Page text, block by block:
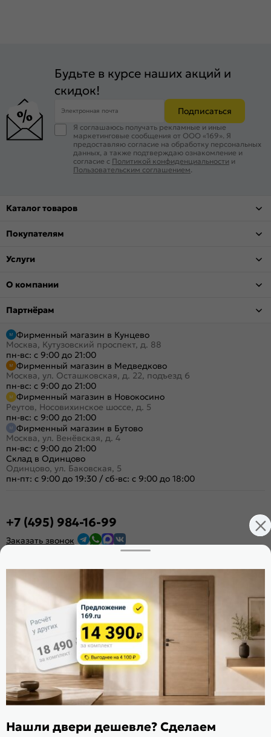
Будьте в курсе наших акций и
скидок!
Электронная почта Подписаться
Я соглашаюсь получать рекламные и иные
маркетинговые сообщения от ООО «169». Я
предоставляю согласие на обработку персональных
данных, а также подтверждаю ознакомление и
согласие с Политикой конфиденциальности и
Пользовательским соглашением.
Каталог товаров
Покупателям
Услуги
О компании
Партнёрам
Фирменный магазин в Кунцево
Москва, Кутузовский проспект, д. 88
пн-вс: с 9:00 до 21:00
Фирменный магазин в Медведково
Москва, ул. Осташковская, д. 22, подъезд 6
пн-вс: с 9:00 до 21:00
Фирменный магазин в Новокосино
Реутов, Носовихинское шоссе, д. 5
пн-вс: с 9:00 до 21:00
Фирменный магазин в Бутово
Москва, ул. Венёвская, д. 4
пн-вс: с 9:00 до 21:00
Склад в Одинцово
Одинцово, ул. Баковская, 5
пн-пт: с 9:00 до 19:30 / сб-вс: с 9:00 до 18:00
+7 (495) 984-16-99
Заказать звонок
Расскажите о нас
Поделиться
Оцените магазин
ИКС 1340
© 2010—2026 Склад Дверей 169.RU
Политика обработки персональных данных
Нашли двери дешевле? Сделаем